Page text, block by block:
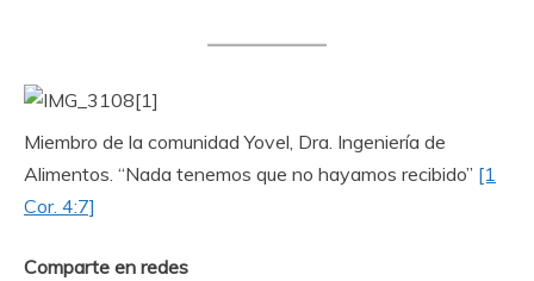
Miembro de la comunidad Yovel, Dra. Ingeniería de
Alimentos. “Nada tenemos que no hayamos recibido” [1
Cor. 4:7]
Comparte en redes